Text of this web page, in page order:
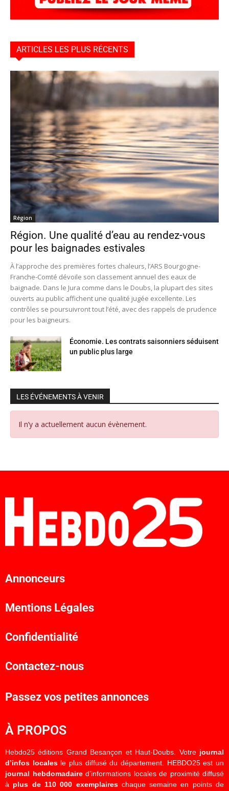
ARTICLES LES PLUS RÉCENTS
Région
Région. Une qualité d’eau au rendez-vous
pour les baignades estivales
À l’approche des premières fortes chaleurs, l’ARS Bourgogne-
Franche-Comté dévoile son classement annuel des eaux de
baignade. Dans le Jura comme dans le Doubs, la plupart des sites
ouverts au public affichent une qualité jugée excellente. Les
contrôles se poursuivront tout l’été, avec des rappels de prudence
pour les baigneurs.
Économie. Les contrats saisonniers séduisent
un public plus large
LES ÉVÉNEMENTS À VENIR
Il n’y a actuellement aucun évènement.
Annonceurs
Mentions Légales
Confidentialité
Contactez-nous
Passez vos petites annonces
À PROPOS
Hebdo25 éditions Grand Besançon et Haut-Doubs. Votre journal
d’infos localesle plus diffusé du département. HEBDO25 est un
journal hebdomadaired’informations locales de proximité diffusé
à plus de 110 000 exemplaireschaque semaine en points de